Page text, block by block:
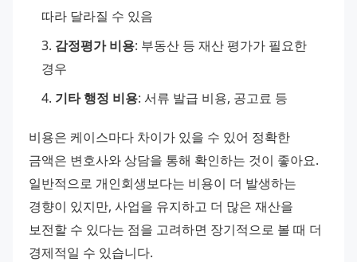
따라 달라질 수 있음
감정평가 비용: 부동산 등 재산 평가가 필요한
경우
기타 행정 비용: 서류 발급 비용, 공고료 등
비용은 케이스마다 차이가 있을 수 있어 정확한
금액은 변호사와 상담을 통해 확인하는 것이 좋아요.
일반적으로 개인회생보다는 비용이 더 발생하는
경향이 있지만, 사업을 유지하고 더 많은 재산을
보전할 수 있다는 점을 고려하면 장기적으로 볼 때 더
경제적일 수 있습니다.